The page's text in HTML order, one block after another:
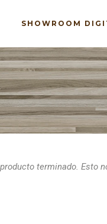
SHOWROOM
terminado. Esto